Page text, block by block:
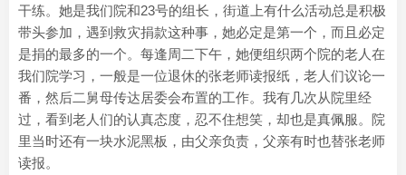
干练。她是我们院和23号的组长，街道上有什么活动总是积极
带头参加，遇到救灾捐款这种事，她必定是第一个，而且必定
是捐的最多的一个。每逢周二下午，她便组织两个院的老人在
我们院学习，一般是一位退休的张老师读报纸，老人们议论一
番，然后二舅母传达居委会布置的工作。我有几次从院里经
过，看到老人们的认真态度，忍不住想笑，却也是真佩服。院
里当时还有一块水泥黑板，由父亲负责，父亲有时也替张老师
读报。